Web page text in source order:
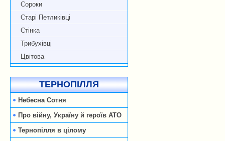
Сороки
Старі Петликівці
Стінка
Трибухівці
Цвітова
ТЕРНОПІЛЛЯ
Небесна Сотня
Про війну, Україну й героїв АТО
Тернопілля в цілому